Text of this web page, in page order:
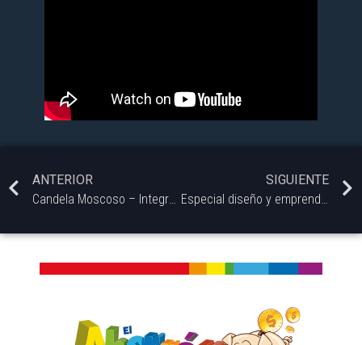
ANTERIOR
SIGUIENTE